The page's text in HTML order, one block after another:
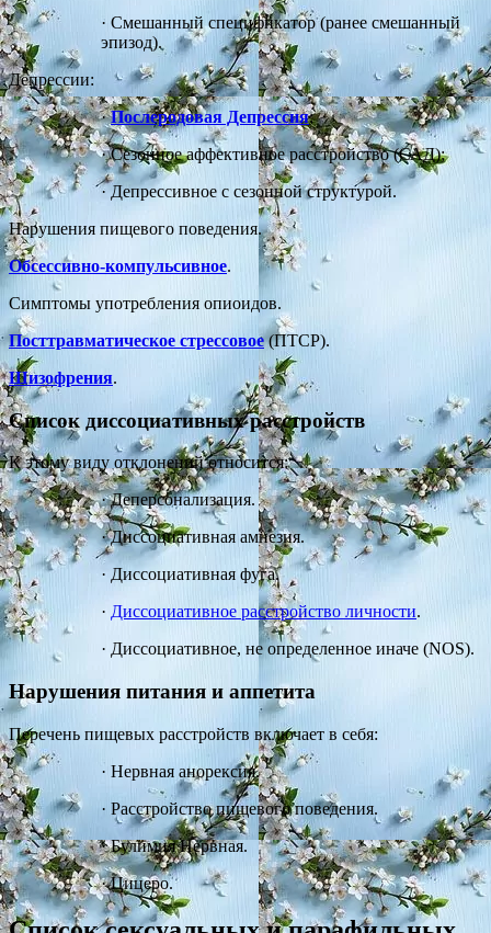
· Смешанный спецификатор (ранее смешанный
эпизод).
Депрессии:
·Послеродовая Депрессия;
·Сезонное аффективное расстройство (САД);
· Депрессивное с сезонной структурой.
Нарушения пищевого поведения.
Обсессивно-компульсивное.
Симптомы употребления опиоидов.
Посттравматическое стрессовое(ПТСР).
Шизофрения.
Список диссоциативных расстройств
К этому виду отклонений относится:
·Деперсонализация.
·Диссоциативная амнезия.
· Диссоциативная фуга.
· Диссоциативное расстройство личности.
· Диссоциативное, не определенное иначе (NOS).
Нарушения питания и аппетита
Перечень пищевых расстройств включает в себя:
· Нервная анорексия.
· Расстройство пищевого поведения.
·Булимия Нервная.
·Цицеро.